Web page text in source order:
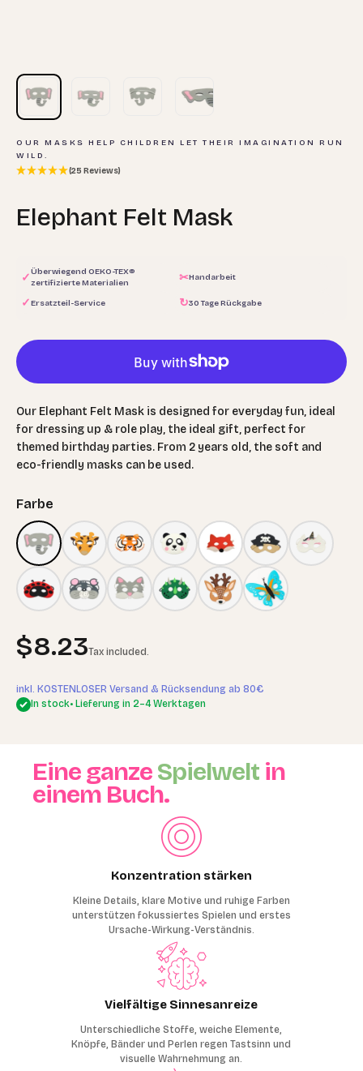
OUR MASKS HELP CHILDREN LET THEIR IMAGINATION RUN
WILD.
(25 Reviews)
Elephant Felt Mask
✓Überwiegend OEKO-TEX®
zertifizierte Materialien
✂Handarbeit
✓Ersatzteil-Service ↻30 Tage Rückgabe
Our Elephant Felt Mask is designed for everyday fun, ideal
for dressing up & role play, the ideal gift, perfect for
themed birthday parties. From 2 years old, the soft and
eco-friendly masks can be used.
Farbe
Sale price
$8.23Tax included.
inkl. KOSTENLOSER Versand & Rücksendung ab 80€
In stock• Lieferung in 2–4 Werktagen
Eine ganzeSpielwelt in
einem Buch.
Konzentration stärken
Kleine Details, klare Motive und ruhige Farben
unterstützen fokussiertes Spielen und erstes
Ursache-Wirkung-Verständnis.
Vielfältige Sinnesanreize
Unterschiedliche Stoffe, weiche Elemente,
Knöpfe, Bänder und Perlen regen Tastsinn und
visuelle Wahrnehmung an.